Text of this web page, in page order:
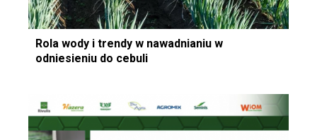
Rola wody i trendy w nawadnianiu w
odniesieniu do cebuli